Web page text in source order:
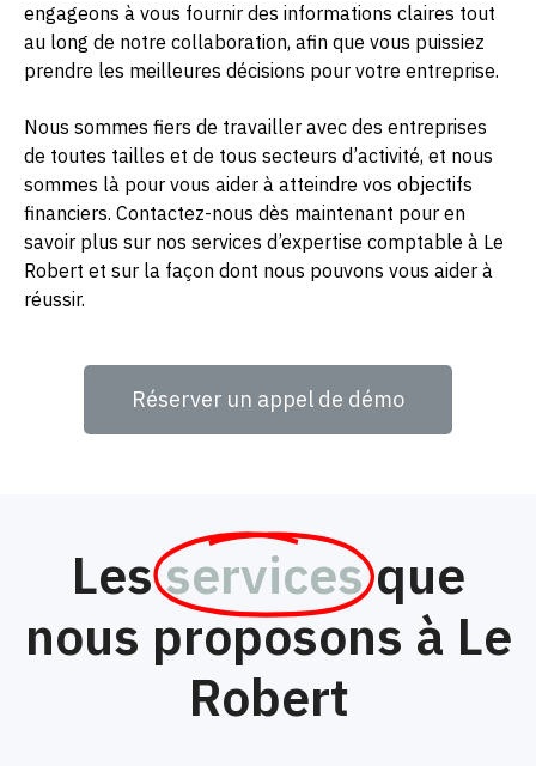
engageons à vous fournir des informations claires tout
au long de notre collaboration, afin que vous puissiez
prendre les meilleures décisions pour votre entreprise.
Nous sommes fiers de travailler avec des entreprises
de toutes tailles et de tous secteurs d’activité, et nous
sommes là pour vous aider à atteindre vos objectifs
financiers. Contactez-nous dès maintenant pour en
savoir plus sur nos services d’expertise comptable à Le
Robert et sur la façon dont nous pouvons vous aider à
réussir.
Réserver un appel de démo
Lesservices que
nous proposons à Le
Robert